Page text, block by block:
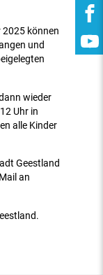
2025 können
und
wieder
Uhr in
alle Kinder
Geestland
an